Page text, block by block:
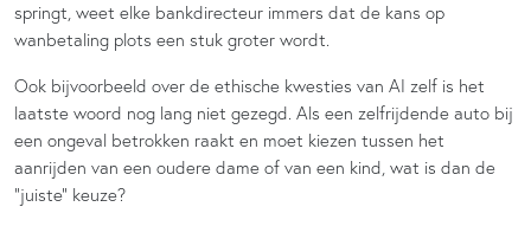
springt, weet elke bankdirecteur immers dat de kans op
wanbetaling plots een stuk groter wordt.
Ook bijvoorbeeld over de ethische kwesties van AI zelf is het
laatste woord nog lang niet gezegd. Als een zelfrijdende auto bij
een ongeval betrokken raakt en moet kiezen tussen het
aanrijden van een oudere dame of van een kind, wat is dan de
“juiste” keuze?